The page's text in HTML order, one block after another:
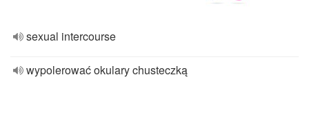
sexual intercourse
wypolerować okulary chusteczką